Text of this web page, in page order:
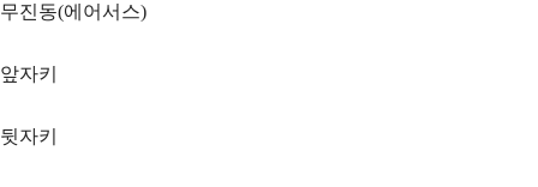
무진동(에어서스)
앞자키
뒷자키